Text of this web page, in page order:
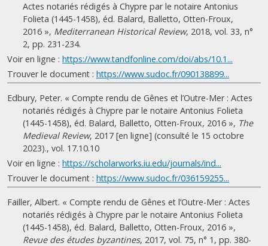
Actes notariés rédigés à Chypre par le notaire Antonius
Folieta (1445-1458), éd. Balard, Balletto, Otten-Froux,
2016 », Mediterranean Historical Review, 2018, vol. 33, n°
2, pp. 231-234.
Voir en ligne : https://www.tandfonline.com/doi/abs/10.1...
Trouver le document : https://www.sudoc.fr/090138899...
Edbury, Peter. « Compte rendu de Gênes et l’Outre-Mer : Actes
notariés rédigés à Chypre par le notaire Antonius Folieta
(1445-1458), éd. Balard, Balletto, Otten-Froux, 2016 », The
Medieval Review, 2017 [en ligne] (consulté le 15 octobre
2023)., vol. 17.10.10
Voir en ligne : https://scholarworks.iu.edu/journals/ind...
Trouver le document : https://www.sudoc.fr/036159255...
Failler, Albert. « Compte rendu de Gênes et l’Outre-Mer : Actes
notariés rédigés à Chypre par le notaire Antonius Folieta
(1445-1458), éd. Balard, Balletto, Otten-Froux, 2016 »,
Revue des études byzantines, 2017, vol. 75, n° 1, pp. 380-